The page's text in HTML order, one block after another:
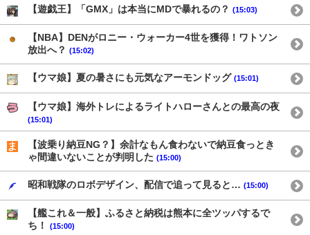
【遊戯王】「GMX」は本当にMDで暴れるの？ (15:03)
【NBA】DENがロニー・ウォーカー4世を獲得！ワトソン
放出へ？ (15:02)
【ウマ娘】夏の暑さにも元気なアーモンドッグ (15:01)
【ウマ娘】海外トレによるライトハローさんとの最高の夜
(15:01)
【波乗り納豆NG？】余計なもん食わないで納豆食っとき
ゃ間違いないことが判明した (15:00)
昭和戦隊のロボデザイン、配信で追って見ると… (15:00)
【艦これ＆一般】ふるさと納税は熊本に全ツッパするで
ち！
(15:00)